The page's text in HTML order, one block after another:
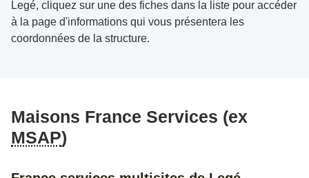
Legé, cliquez sur une des fiches dans la liste pour accéder
à la page d'informations qui vous présentera les
coordonnées de la structure.
Maisons France Services (ex
MSAP)